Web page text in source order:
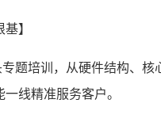
】
题培训，从硬件结构、
线精准服务客户。